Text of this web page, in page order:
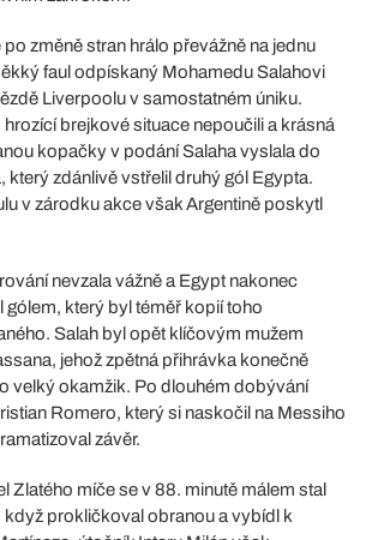
změně stran hrálo převážně na jednu
faul odpískaný Mohamedu Salahovi
Liverpoolu v samostatném úniku.
brejkové situace nepoučili a krásná
kopačky v podání Salaha vyslala do
který zdánlivě vstřelil druhý gól Egypta.
v zárodku akce však Argentině poskytl
nevzala vážně a Egypt nakonec
který byl téměř kopií toho
Salah byl opět klíčovým mužem
jehož zpětná přihrávka konečně
velký okamžik. Po dlouhém dobývání
Romero, který si naskočil na Messiho
závěr.
Zlatého míče se v 88. minutě málem stal
když prokličkoval obranou a vybídl k